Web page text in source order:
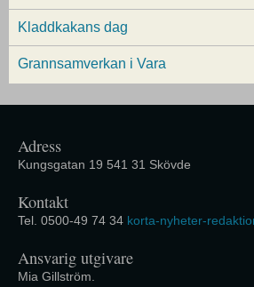
Kladdkakans dag
Grannsamverkan i Vara
Adress
Kungsgatan 19 541 31 Skövde
Kontakt
Tel. 0500-49 74 34 korta-nyheter-
Ansvarig utgivare
Mia Gillström.